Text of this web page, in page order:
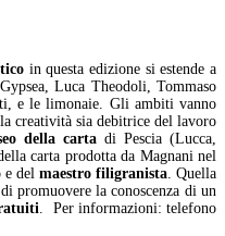
in questa edizione si estende a
Luca Theodoli, Tommaso
e le limonaie. Gli ambiti vanno
creatività sia debitrice del lavoro
della carta di Pescia (Lucca,
carta prodotta da Magnani nel
e del maestro filigranista. Quella
promuovere la conoscenza di un
. Per informazioni: telefono